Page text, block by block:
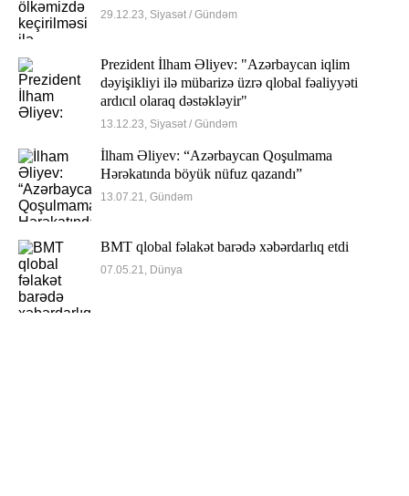
29.12.23, Siyasət / Gündəm
Prezident İlham Əliyev: "Azərbaycan iqlim
dəyişikliyi ilə mübarizə üzrə qlobal fəaliyyəti
ardıcıl olaraq dəstəkləyir"
13.12.23, Siyasət / Gündəm
İlham Əliyev: “Azərbaycan Qoşulmama
Hərəkatında böyük nüfuz qazandı”
13.07.21, Gündəm
BMT qlobal fəlakət barədə xəbərdarlıq etdi
07.05.21, Dünya